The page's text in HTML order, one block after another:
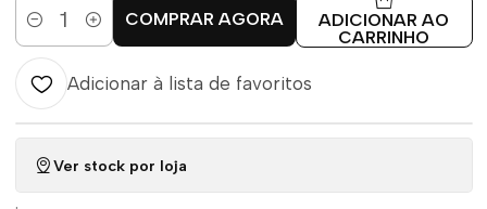
Quantidade
ADICIONAR AO
CARRINHO
COMPRAR AGORA
Adicionar à lista de favoritos
Ver stock por loja